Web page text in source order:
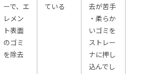
ーで、エ
レメン
ト表面
のゴミ
を除去
ている
去が苦手
・柔らか
いゴミを
ストレー
ナに押し
込んでし